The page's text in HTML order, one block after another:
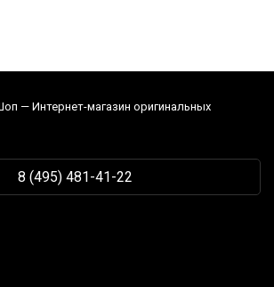
— Интернет-магазин оригинальных
8 (495) 481-41-22